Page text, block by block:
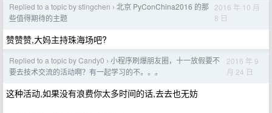
Replied to a topic by stingchen › 北京 PyConChina2016 的那
些值得期待的主题
2016 年 10 月
8 日
赞赞赞,大妈主持珠海场吧?
Replied to a topic by Candy0 › 小程序刷爆朋友圈，十一放假要不
要去技术交流的活动啊？有一起学习的不。。。
2016 年 9
月 24 日
这种活动,如果没有浪费你太多时间的话,去去也无妨